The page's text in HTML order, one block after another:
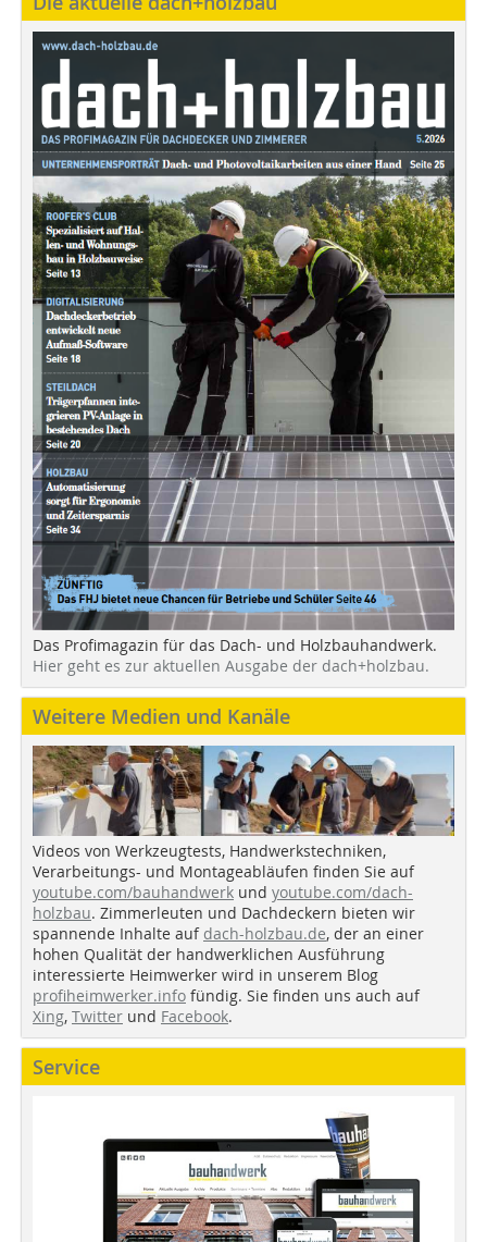
Das Profimagazin für das Dach- und Holzbauhandwerk.
Hier geht es zur aktuellen Ausgabe der dach+holzbau.
Weitere Medien und Kanäle
Videos von Werkzeugtests, Handwerkstechniken,
Verarbeitungs- und Montageabläufen finden Sie auf
youtube.com/bauhandwerk und youtube.com/dach-
holzbau. Zimmerleuten und Dachdeckern bieten wir
spannende Inhalte auf dach-holzbau.de, der an einer
hohen Qualität der handwerklichen Ausführung
interessierte Heimwerker wird in unserem Blog
profiheimwerker.info fündig. Sie finden uns auch auf
Xing, Twitter und Facebook.
Service